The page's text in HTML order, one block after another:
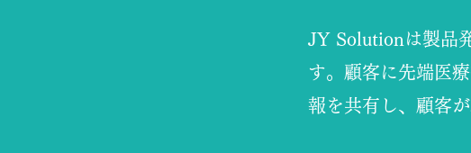
JY Solutionは製品
す。顧客に先端医
報を共有し、顧客